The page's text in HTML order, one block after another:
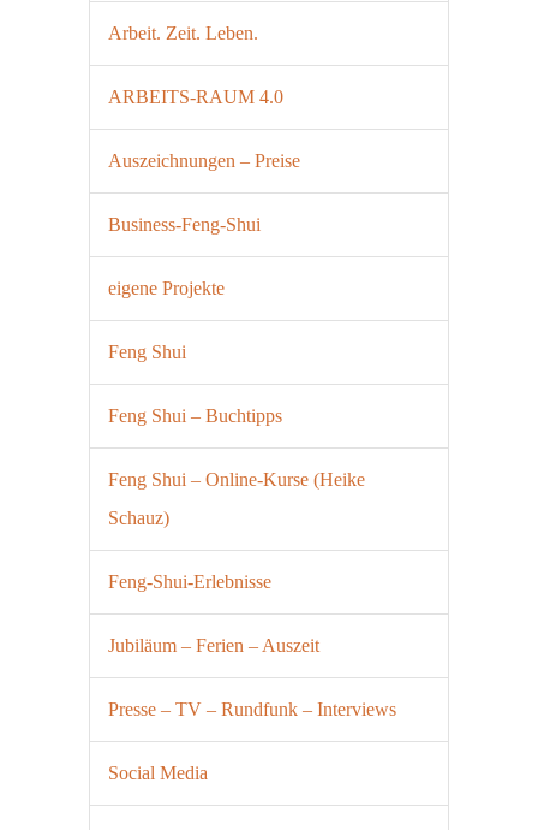
Arbeit. Zeit. Leben.
ARBEITS-RAUM 4.0
Auszeichnungen – Preise
Business-Feng-Shui
eigene Projekte
Feng Shui
Feng Shui – Buchtipps
Feng Shui – Online-Kurse (Heike
Schauz)
Feng-Shui-Erlebnisse
Jubiläum – Ferien – Auszeit
Presse – TV – Rundfunk – Interviews
Social Media